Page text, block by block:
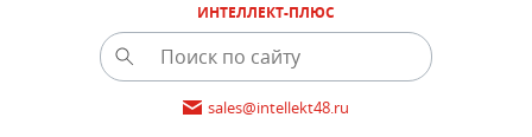
ИНТЕЛЛЕКТ-ПЛЮС
sales@intellekt48.ru